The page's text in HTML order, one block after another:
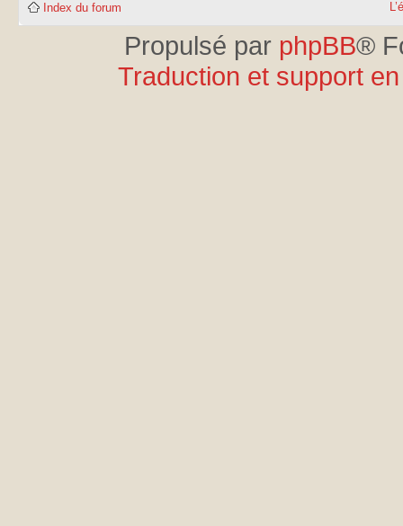
Index du forum
Propulsé par phpBB®
Traduction et support